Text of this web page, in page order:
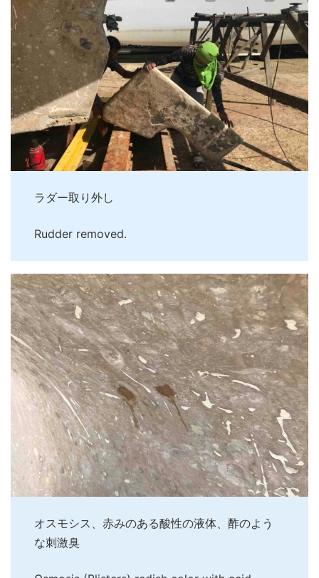
ラダー取り外し
Rudder removed.
オスモシス、赤みのある酸性の液体、酢のよう
な刺激臭